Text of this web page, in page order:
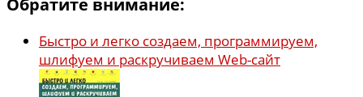
Обратите внимание:
Быстро и легко создаем, программируем,
шлифуем и раскручиваем Web-сайт